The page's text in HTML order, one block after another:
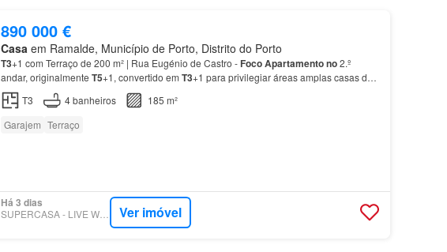
890 000 €
Casa em Ramalde, Município de Porto, Distrito do Porto
T3+1 com Terraço de 200 m² | Rua Eugénio de Castro - FocoApartamentono2.º
andar, originalmente T5+1, convertido em T3+1 para privilegiar áreas amplas casas de
banho -Lugar de garagem de grandes dimensões (capacidade para 2…
T3 4banheiros
185 m²
Garajem Terraço
Há 3 dias
SUPERCASA - LIVE W PORTUGAL Ver imóvel